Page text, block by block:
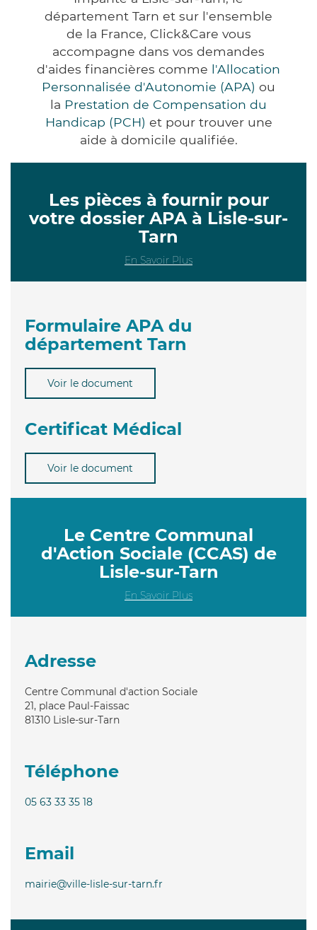
département Tarn et sur l'ensemble
de la France, Click&Care vous
accompagne dans vos demandes
d'aides financières comme l'Allocation
Personnalisée d'Autonomie (APA) ou
la Prestation de Compensation du
Handicap (PCH) et pour trouver une
aide à domicile qualifiée.
Les pièces à fournir pour
votre dossier APA à Lisle-sur-
Tarn
En Savoir Plus
Formulaire APA du
département Tarn
Voir le document
Certificat Médical
Voir le document
Le Centre Communal
d'Action Sociale (CCAS) de
Lisle-sur-Tarn
En Savoir Plus
Adresse
Centre Communal d'action Sociale
21, place Paul-Faissac
81310 Lisle-sur-Tarn
Téléphone
05 63 33 35 18
Email
mairie@ville-lisle-sur-tarn.fr